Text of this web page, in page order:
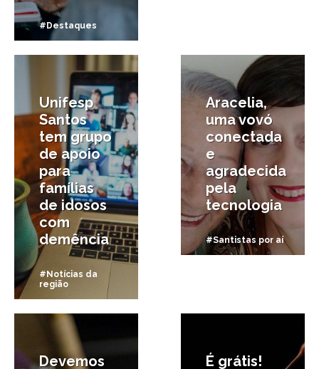
#Destaques
27/08/2020
Unifesp
Santos
tem grupo
de apoio
para
famílias
de idosos
com
demência
#Notícias da
região
Aracelia,
uma vovó
conectada
e
agradecida
pela
tecnologia
#Santistas por aí
18/05/2020
Devemos
É grátis!